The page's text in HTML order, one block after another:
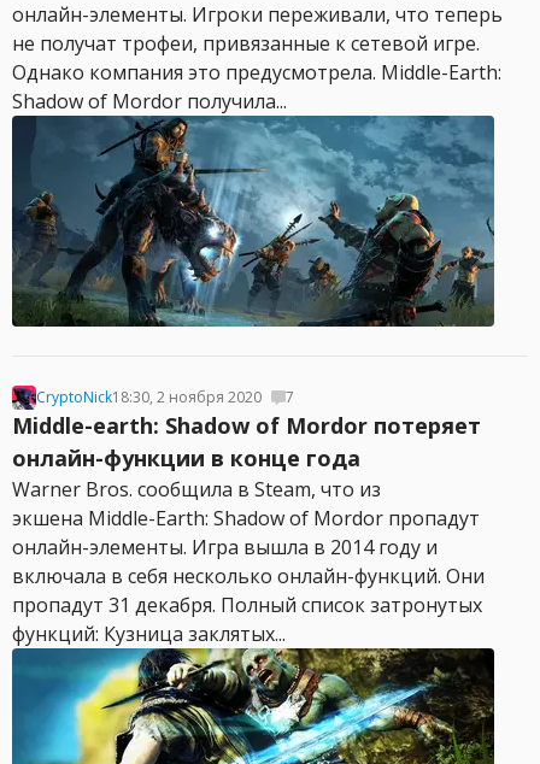
онлайн-элементы. Игроки переживали, что теперь
не получат трофеи, привязанные к сетевой игре.
Однако компания это предусмотрела. Middle-Earth:
Shadow of Mordor получила...
CryptoNick18:30, 2 ноября 2020 7
Middle-earth: Shadow of Mordor потеряет
онлайн-функции в конце года
Warner Bros. сообщила в Steam, что из
экшена Middle-Earth: Shadow of Mordor пропадут
онлайн-элементы. Игра вышла в 2014 году и
включала в себя несколько онлайн-функций. Они
пропадут 31 декабря. Полный список затронутых
функций: Кузница заклятых...